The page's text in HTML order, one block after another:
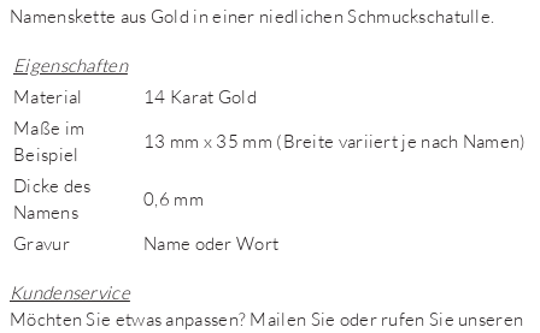
Namenskette aus Gold in einer niedlichen Schmuckschatulle.
Eigenschaften
Material
14 Karat Gold
Maße im
Beispiel
13 mm x 35 mm (Breite variiert je nach Namen)
Dicke des
Namens
0,6 mm
Gravur Name oder Wort
Kundenservice
Möchten Sie etwas anpassen? Mailen Sie oder rufen Sie unseren